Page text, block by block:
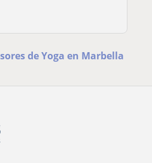
de Yoga en Marbella